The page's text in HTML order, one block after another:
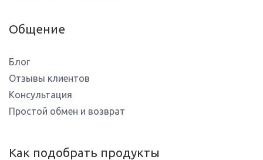
Общение
Блог
Отзывы клиентов
Консультация
Простой обмен и возврат
Как подобрать продукты